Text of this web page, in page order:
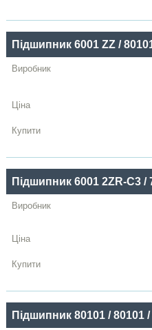
Підшипник 6001 ZZ /
Підшипник 6001 2ZR-C3 /
Підшипник 80101 / 80101 /